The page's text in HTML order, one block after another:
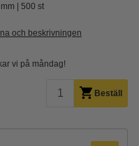
500 st
och beskrivningen
vi på måndag!
Beställ